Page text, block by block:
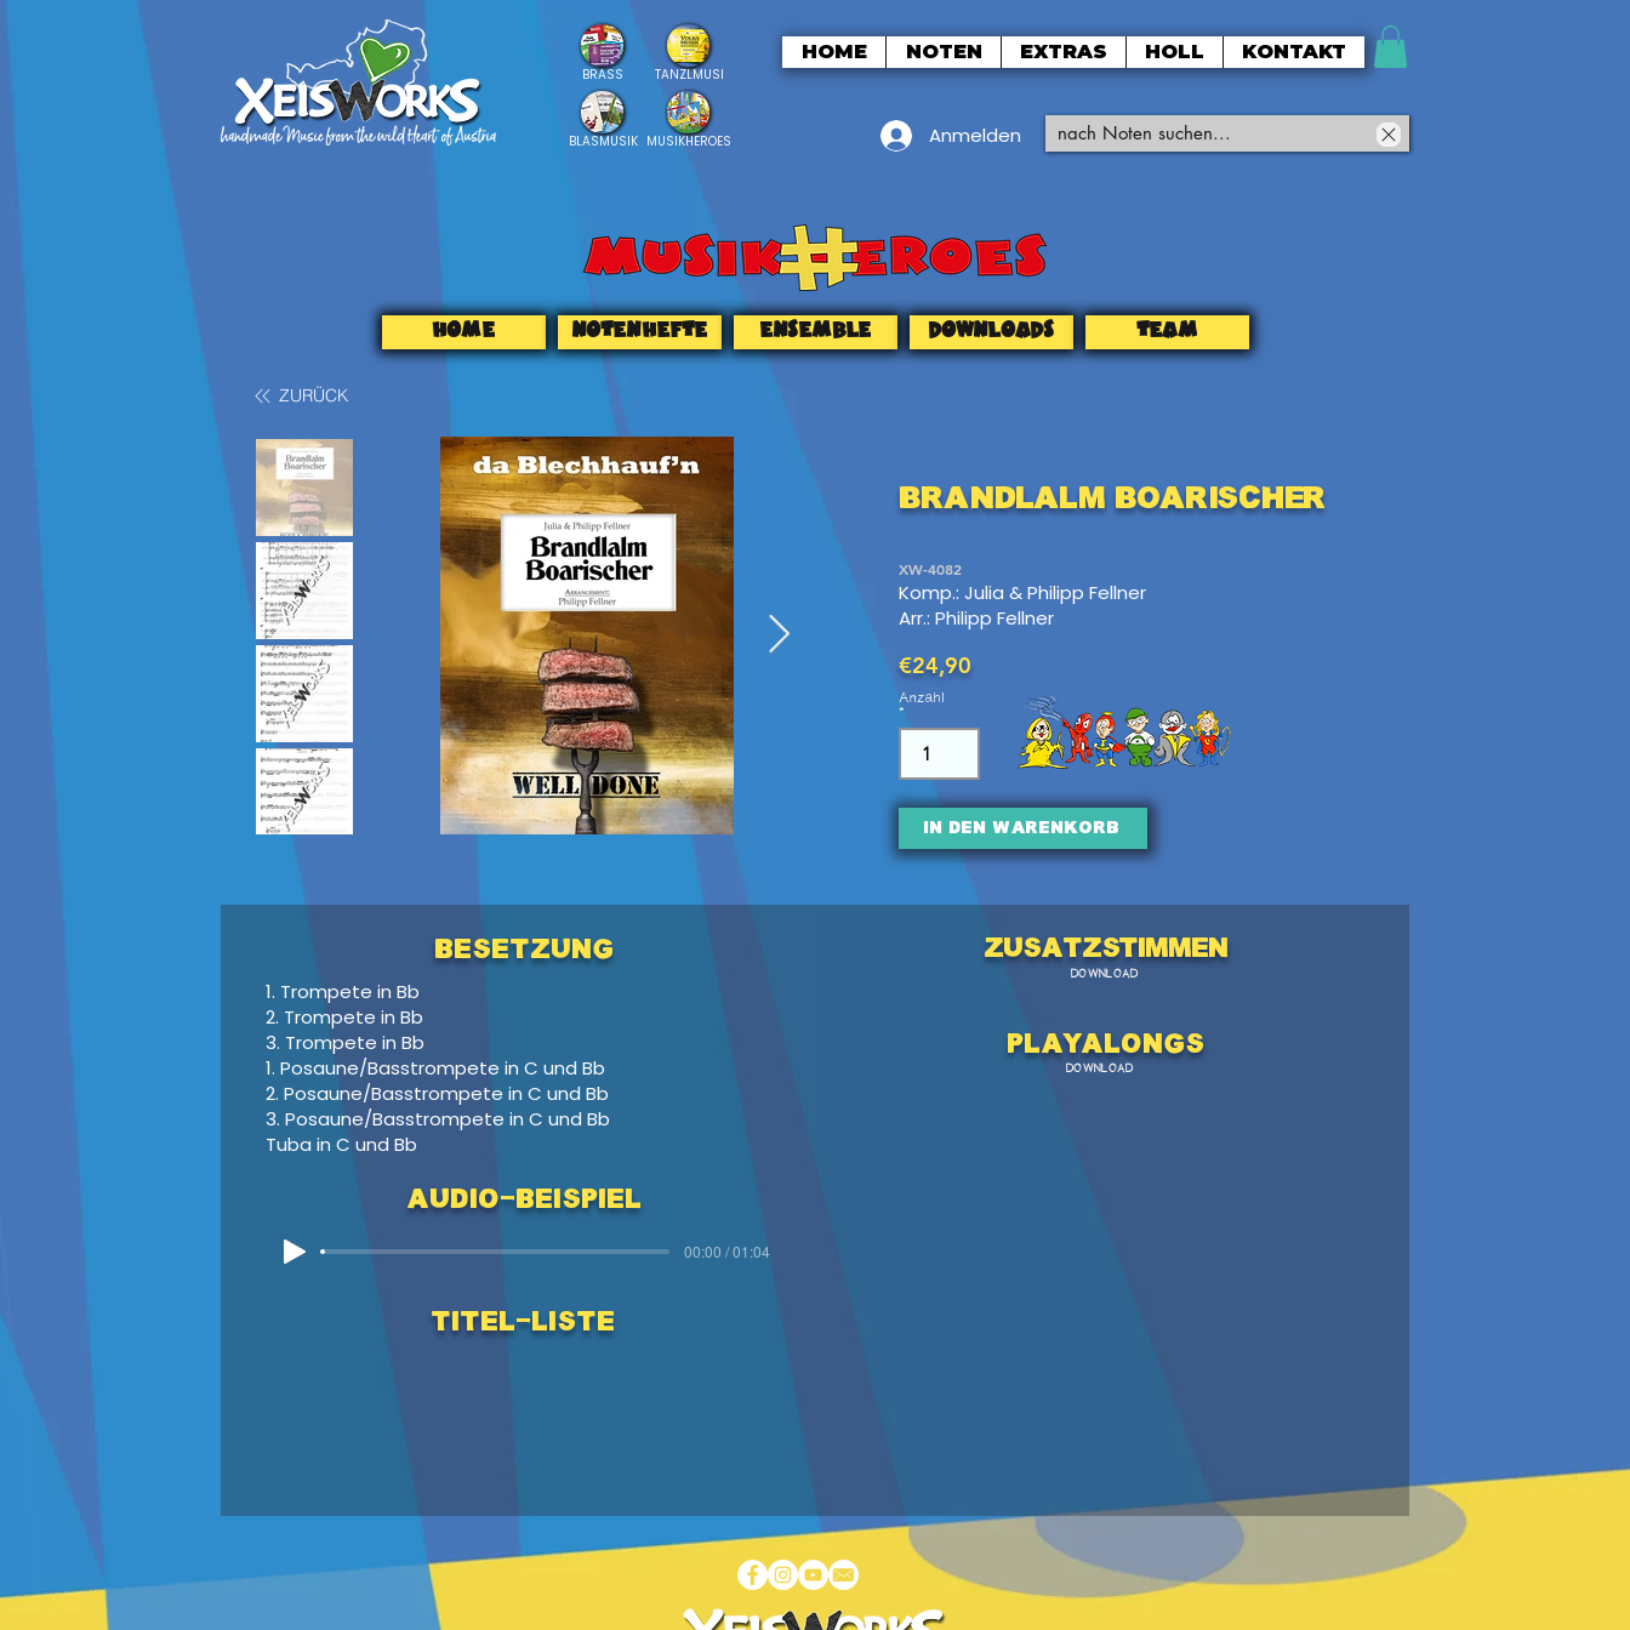
BRASS
BLASMUSIK
TANZLMUSI
MUSIKHEROES
HOME NOTEN EXTRAS HOLL KONTAKT
Anmelden
HOME NOTENHEFTE ENSEMBLE DOWNLOADS TEAM
ZURÜCK
Brandlalm Boarischer
XW-4082
Komp.: Julia & Philipp Fellner
Arr.: Philipp Fellner
€24,90
Anzahl
In den Warenkorb
Besetzung
1. Trompete in Bb
2. Trompete in Bb
3. Trompete in Bb
1. Posaune/Basstrompete in C und Bb
2. Posaune/Basstrompete in C und Bb
3. Posaune/Basstrompete in C und Bb
Tuba in C und Bb
Audio-Beispiel
00:00 / 01:04
Titel-Liste
Zusatzstimmen
DOWNLOAD
PlayAlongs
DOWNLOAD